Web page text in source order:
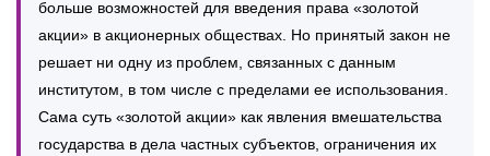
больше возможностей для введения права «золотой
акции» в акционерных обществах. Но принятый закон не
решает ни одну из проблем, связанных с данным
институтом, в том числе с пределами ее использования.
Сама суть «золотой акции» как явления вмешательства
государства в дела частных субъектов, ограничения их